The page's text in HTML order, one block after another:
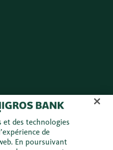
Instagram Youtube
et des technologies
de
En poursuivant